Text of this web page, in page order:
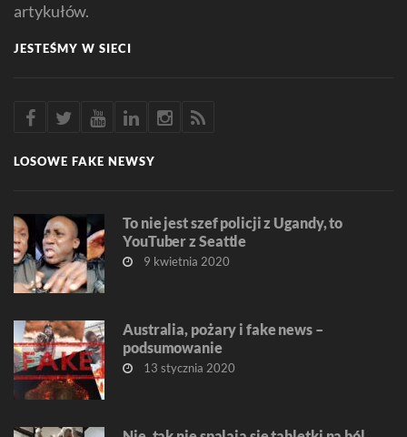
artykułów.
JESTEŚMY W SIECI
LOSOWE FAKE NEWSY
To nie jest szef policji z Ugandy, to
YouTuber z Seattle
9 kwietnia 2020
Australia, pożary i fake news –
podsumowanie
13 stycznia 2020